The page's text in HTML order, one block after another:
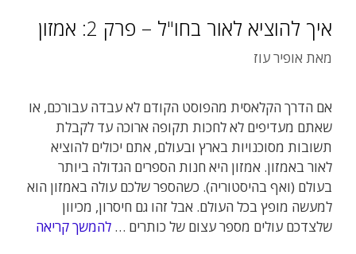
איך להוציא לאור בחו"ל – פרק 2: אמזון
מאת אופיר עוז
אם הדרך הקלאסית מהפוסט הקודם לא עבדה עבורכם, או
שאתם מעדיפים לא לחכות תקופה ארוכה עד לקבלת
תשובות מסוכנויות בארץ ובעולם, אתם יכולים להוציא
לאור באמזון. אמזון היא חנות הספרים הגדולה ביותר
בעולם (ואף בהיסטוריה). כשהספר שלכם עולה באמזון הוא
למעשה מופץ בכל העולם. אבל זהו גם חיסרון, מכיוון
שלצדכם עולים מספר עצום של כותרים … להמשך קריאה